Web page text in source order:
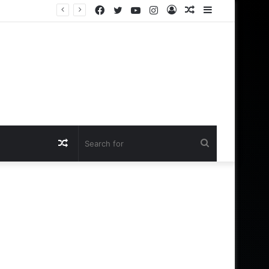
Sidebar
Random
Log
Instagram
YouTube
Twitter
Facebook
Random